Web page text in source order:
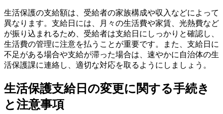
生活保護の支給額は、受給者の家族構成や収入などによって
異なります。支給日には、月々の生活費や家賃、光熱費など
が振り込まれるため、受給者は支給日にしっかりと確認し、
生活費の管理に注意を払うことが重要です。また、支給日に
不足がある場合や支給が滞った場合は、速やかに自治体の生
活保護課に連絡し、適切な対応を取るようにしましょう。
生活保護支給日の変更に関する手続き
と注意事項